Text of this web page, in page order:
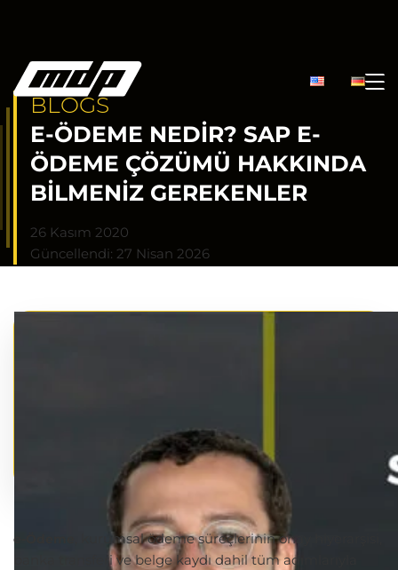
BLOGS
E-ÖDEME NEDIR? SAP E-
ÖDEME ÇÖZÜMÜ HAKKINDA
BILMENIZ GEREKENLER
26 Kasım 2020
Güncellendi: 27 Nisan 2026
e-Ödeme
, kurumsal ödeme süreçlerinin onay hiyerarşisi,
banka transferi ve belge kaydı dahil tüm adımlarıyla